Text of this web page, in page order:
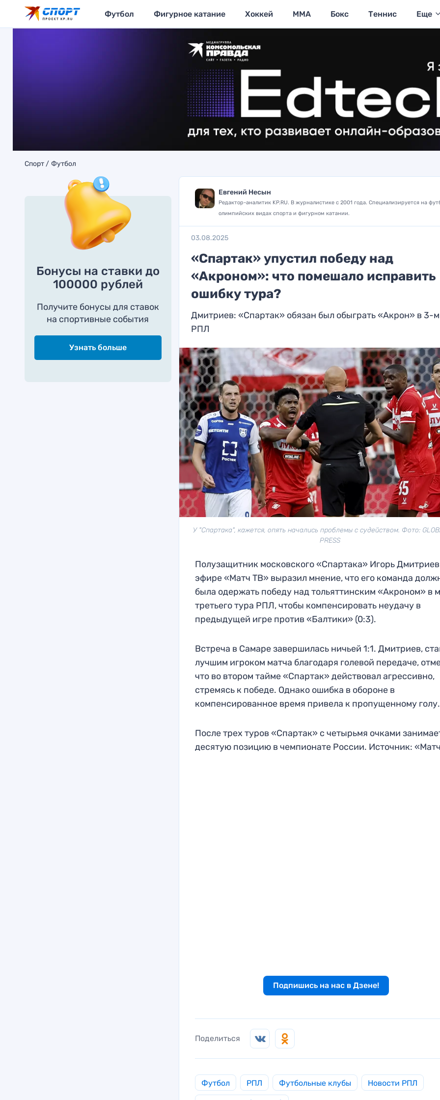
Футбол Фигурное катание Хоккей MMA Бокс Теннис Еще
Спорт Футбол
Бонусы на ставки до
100000 рублей
Получите бонусы для ставок
на спортивные события
Узнать больше
Евгений Несын
Редактор-аналитик KP.RU. В журналистике с 2001 года. Специализируется на
олимпийских видах спорта и фигурном катании.
03.08.2025
«Спартак» упустил победу над
«Акроном»: что помешало исправить
ошибку тура?
Дмитриев: «Спартак» обязан был обыграть «Акрон» в 3-
РПЛ
У "Спартака", кажется, опять начались проблемы с судейством. Фото:
PRESS
Полузащитник московского «Спартака» Игорь
эфире «Матч ТВ» выразил мнение, что его команда
была одержать победу над тольяттинским «Акроном» в
третьего тура РПЛ, чтобы компенсировать неудачу в
предыдущей игре против «Балтики» (0:3).
Встреча в Самаре завершилась ничьей 1:1. Дмитриев,
лучшим игроком матча благодаря голевой передаче,
что во втором тайме «Спартак» действовал агрессивно,
стремясь к победе. Однако ошибка в обороне в
компенсированное время привела к пропущенному голу.
После трех туров «Спартак» с четырьмя очками
десятую позицию в чемпионате России. Источник:
Подпишись на нас в Дзене!
Поделиться
Футбол РПЛ Футбольные клубы Новости РПЛ